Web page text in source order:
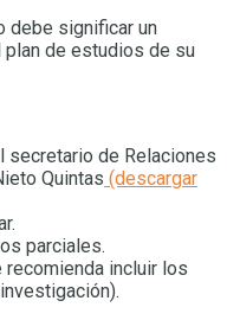
debe significar un
plan de estudios de su
secretario de Relaciones
Quintas (descargar
parciales.
incluir los